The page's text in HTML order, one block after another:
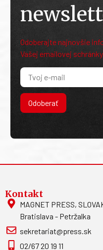
Odoberajte najnovšie
Vašej emailovej
Odoberať
Kontakt
MAGNET PRESS,
Bratislava - Petržalka
sekretariat@press.sk
02/67 20 19 11